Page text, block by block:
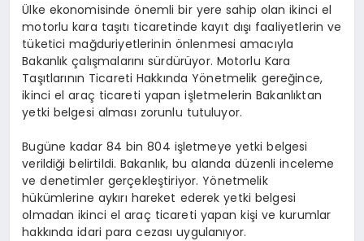
Ülke ekonomisinde önemli bir yere sahip olan ikinci el
motorlu kara taşıtı ticaretinde kayıt dışı faaliyetlerin ve
tüketici mağduriyetlerinin önlenmesi amacıyla
Bakanlık çalışmalarını sürdürüyor. Motorlu Kara
Taşıtlarının Ticareti Hakkında Yönetmelik gereğince,
ikinci el araç ticareti yapan işletmelerin Bakanlıktan
yetki belgesi alması zorunlu tutuluyor.
Bugüne kadar 84 bin 804 işletmeye yetki belgesi
verildiği belirtildi. Bakanlık, bu alanda düzenli inceleme
ve denetimler gerçekleştiriyor. Yönetmelik
hükümlerine aykırı hareket ederek yetki belgesi
olmadan ikinci el araç ticareti yapan kişi ve kurumlar
hakkında idari para cezası uygulanıyor.